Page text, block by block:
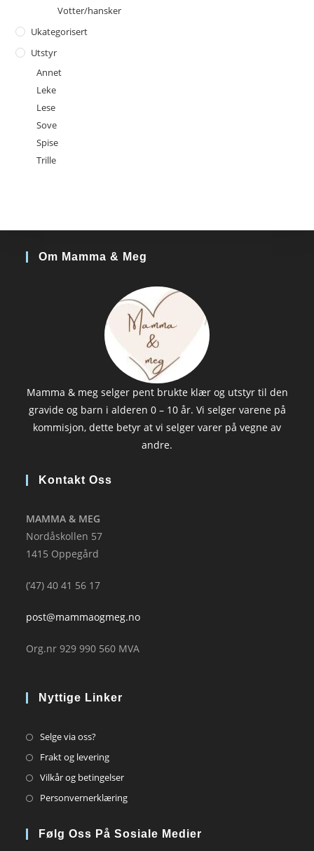
Votter/hansker
Ukategorisert
Utstyr
Annet
Leke
Lese
Sove
Spise
Trille
Om Mamma & Meg
Mamma & meg selger pent brukte klær og utstyr til den
gravide og barn i alderen 0 – 10 år. Vi selger varene på
kommisjon, dette betyr at vi selger varer på vegne av
andre.
Kontakt Oss
MAMMA & MEG
Nordåskollen 57
1415 Oppegård
(’47) 40 41 56 17
post@mammaogmeg.no
Org.nr 929 990 560 MVA
Nyttige Linker
Selge via oss?Opens
in
tab
Frakt og leveringOpens
in
tab
Vilkår og betingelserOpens
in
new
PersonvernerklæringOpens
a
Følg Oss På Sosiale Medier